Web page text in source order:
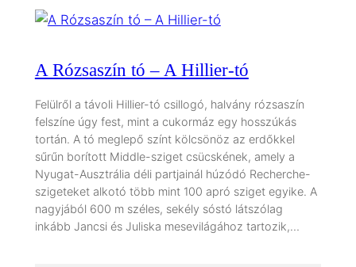
A Rózsaszín tó – A Hillier-tó
Felülről a távoli Hillier-tó csillogó, halvány rózsaszín
felszíne úgy fest, mint a cukormáz egy hosszúkás
tortán. A tó meglepő színt kölcsönöz az erdőkkel
sűrűn borított Middle-sziget csücskének, amely a
Nyugat-Ausztrália déli partjainál húzódó Recherche-
szigeteket alkotó több mint 100 apró sziget egyike. A
nagyjából 600 m széles, sekély sóstó látszólag
inkább Jancsi és Juliska mesevilágához tartozik,…